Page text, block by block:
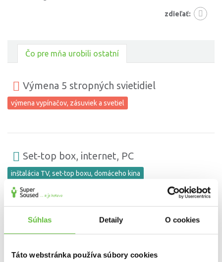
Súhlas Detaily O cookies
Táto webstránka používa súbory cookies
zdieľať:
Čo pre mňa urobili ostatní
Výmena 5 stropných svietidiel
výmena vypínačov, zásuviek a svetiel
Set-top box, internet, PC
inštalácia TV, set-top boxu, domáceho kina
Navŕtanie nábytku na stenu, montáž garníž